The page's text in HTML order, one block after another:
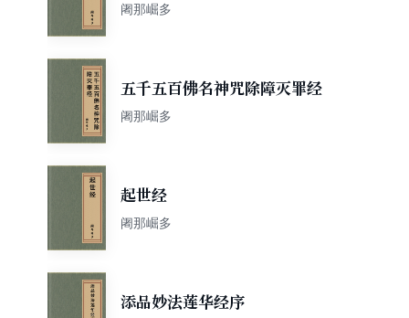
阇那崛多
五千五百佛名神咒除障灭罪经
阇那崛多
起世经
阇那崛多
添品妙法莲华经序